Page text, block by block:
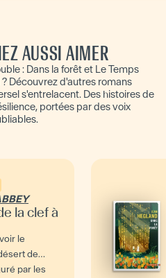
AUSSI AIMER
: Dans la forêt et Le Temps
Découvrez d'autres romans
s'entrelacent. Des histoires de
portées par des voix
la clef à
le
de
par les